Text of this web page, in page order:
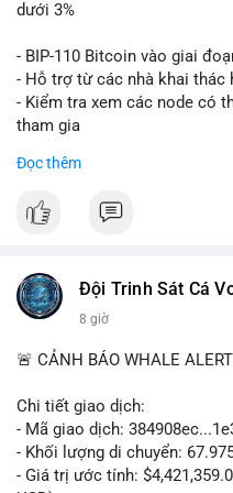
giá. Cần theo dõi sát sao
Lời khuyên: Nhà đầu tư nhỏ
động thanh khoản trong 24-
cảm xúc, hãy chờ xác nhận
điều chỉnh vị thế.
#556btc #36trusd
dưới 3%
- BIP-110 Bitcoin vào giai
- Hỗ trợ từ các nhà khai thác
- Kiểm tra xem các node có
tham gia
📰 Nguồn: Cointelegraph
Đọc thêm
Đội Trinh Sát Cá
8 giờ
🚨 CẢNH BÁO WHALE
Chi tiết giao dịch:
- Mã giao dịch:
- Khối lượng di chuyển:
- Giá trị ước tính: